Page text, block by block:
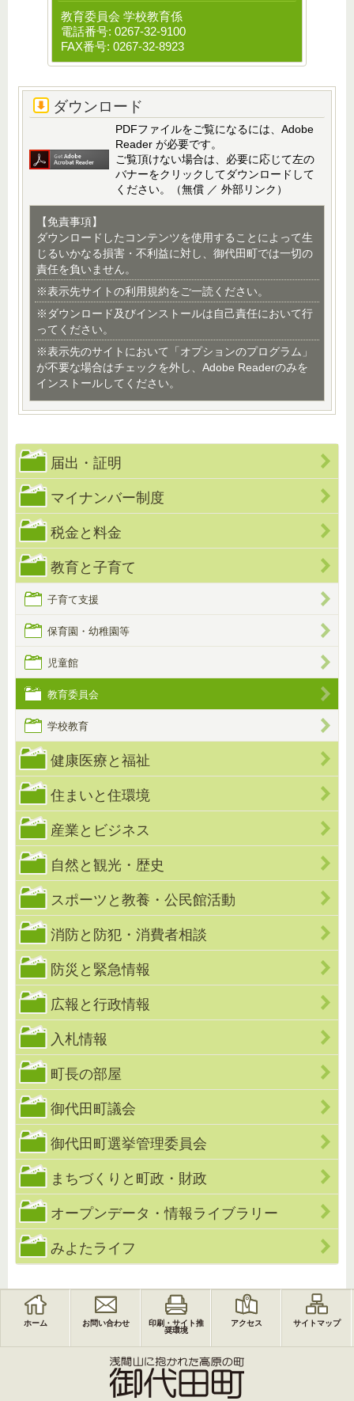
教育委員会 学校教育係
電話番号: 0267-32-9100
FAX番号: 0267-32-8923
ダウンロード
PDFファイルをご覧になるには、Adobe
Reader が必要です。
ご覧頂けない場合は、必要に応じて左の
バナーをクリックしてダウンロードして
ください。（無償 ／ 外部リンク）
【免責事項】
ダウンロードしたコンテンツを使用することによって生
じるいかなる損害・不利益に対し、御代田町では一切の
責任を負いません。
※表示先サイトの利用規約をご一読ください。
※ダウンロード及びインストールは自己責任において行
ってください。
※表示先のサイトにおいて「オプションのプログラム」
が不要な場合はチェックを外し、Adobe Readerのみを
インストールしてください。
届出・証明
マイナンバー制度
税金と料金
教育と子育て
子育て支援
保育園・幼稚園等
児童館
教育委員会
学校教育
健康医療と福祉
住まいと住環境
産業とビジネス
自然と観光・歴史
スポーツと教養・公民館活動
消防と防犯・消費者相談
防災と緊急情報
広報と行政情報
入札情報
町長の部屋
御代田町議会
御代田町選挙管理委員会
まちづくりと町政・財政
オープンデータ・情報ライブラリー
みよたライフ
ホーム お問い合わせ
印刷・サイト推
奨環境
アクセス サイトマップ